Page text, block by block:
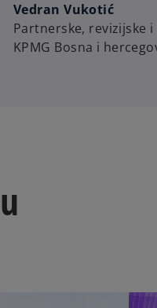
Vedran Vukotić
Partnerske, revizijske
KPMG Bosna i